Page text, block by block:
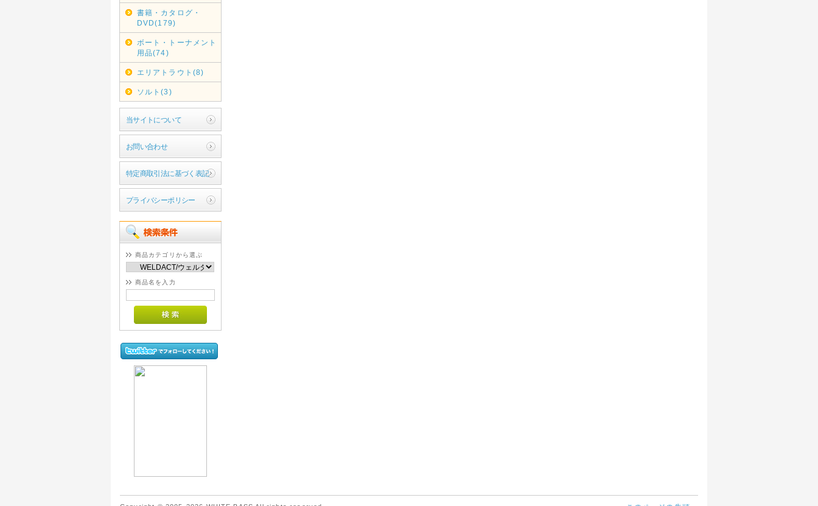
書籍・カタログ・
DVD(179)
ボート・トーナメント
用品(74)
エリアトラウト(8)
ソルト(3)
当サイトについて
お問い合わせ
特定商取引法に基づく表記
プライバシーポリシー
商品カテゴリから選ぶ
商品名を入力